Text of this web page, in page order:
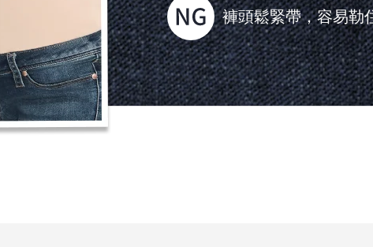
褲頭鬆緊帶，容易勒